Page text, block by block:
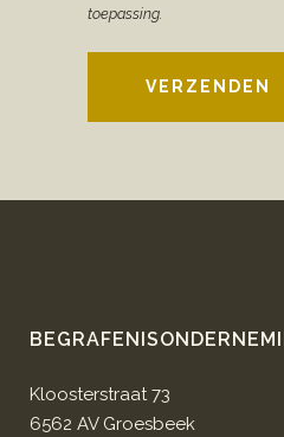
toepassing.
VERZENDEN
Kloosterstraat 73
6562 AV Groesbeek